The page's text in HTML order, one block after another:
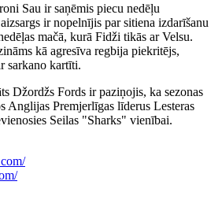
Sau ir saņēmis piecu nedēļu
ir nopelnījis par sitiena izdarīšanu
mačā, kurā Fidži tikās ar Velsu.
kā agresīva regbija piekritējs,
sarkano kartīti.
Džordžs Fords ir paziņojis, ka sezonas
Anglijas Premjerlīgas līderus Lesteras
Seilas "Sharks" vienībai.